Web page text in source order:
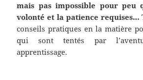
mais pas impossible pour peu
volonté et la patience requises…
conseils pratiques en la matière
qui sont tentés par
apprentissage.